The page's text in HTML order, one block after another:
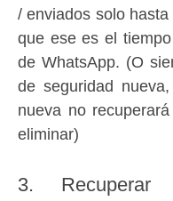
/ enviados solo
que ese es el
de WhatsApp. (O
de seguridad
nueva no
eliminar)
3. Recuperar